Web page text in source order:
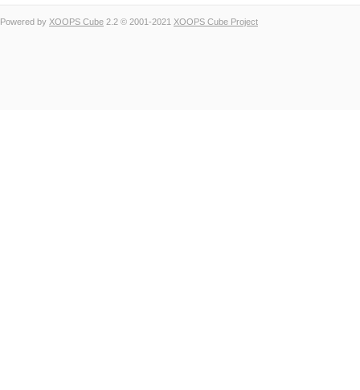
Powered by XOOPS Cube 2.2 © 2001-2021 XOOPS Cube Project